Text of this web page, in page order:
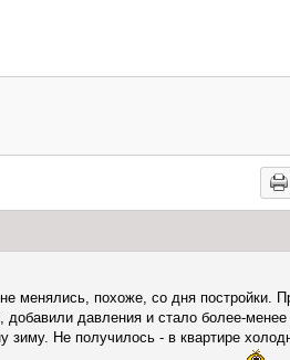
менялись, похоже, со дня постройки.
давления и стало более-
Не получилось - в квартире